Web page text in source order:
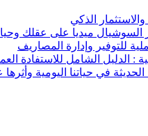
في حياتنا اليومية